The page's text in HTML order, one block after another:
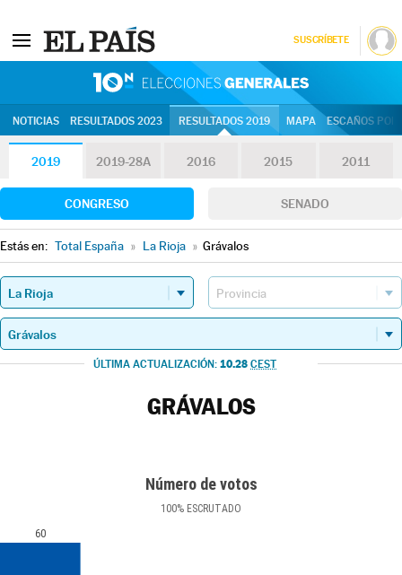
SUSCRÍBETE
NOTICIAS RESULTADOS 2023 RESULTADOS 2019 MAPA ESCAÑOS
2019 2019-28A 2016 2015 2011
CONGRESO SENADO
Estás en: Total España » La Rioja » Grávalos
ÚLTIMA ACTUALIZACIÓN: 10.28 CEST
GRÁVALOS
Número de votos
100% ESCRUTADO
60